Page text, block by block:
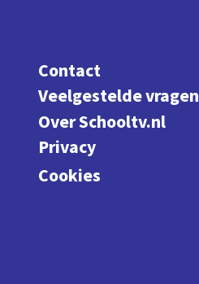
Contact
Veelgestelde vragen
Over Schooltv.nl
Privacy
Cookies